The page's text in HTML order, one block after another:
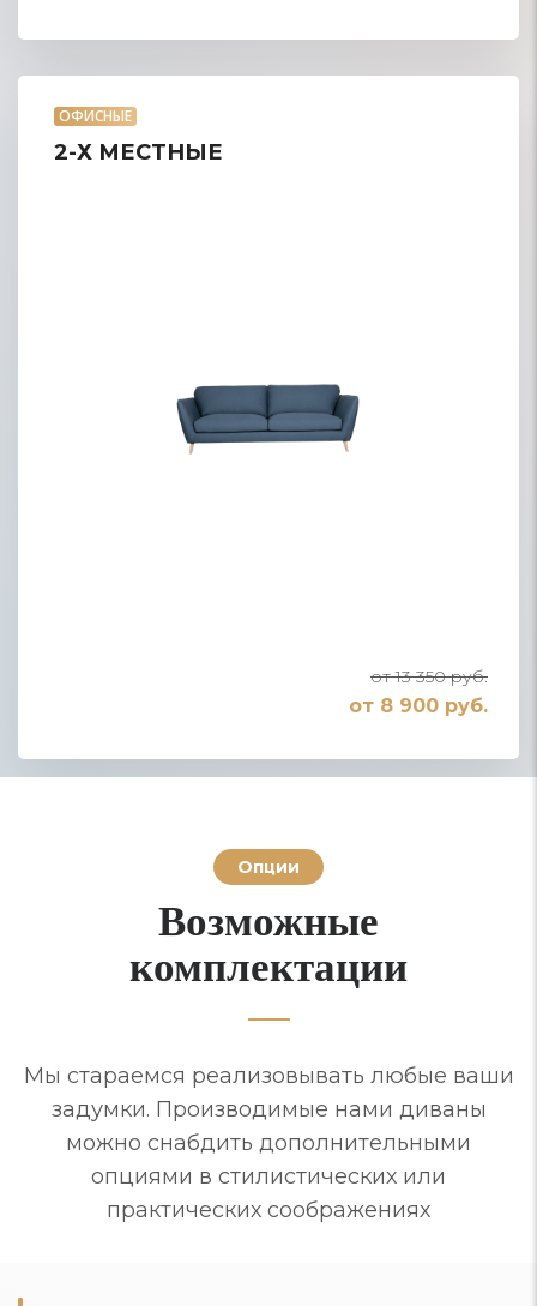
ОФИСНЫЕ
2-Х МЕСТНЫЕ
от 13 350 руб.
от 8 900 руб.
Опции
Возможные
комплектации
Мы стараемся реализовывать любые ваши
задумки. Производимые нами диваны
можно снабдить дополнительными
опциями в стилистических или
практических соображениях